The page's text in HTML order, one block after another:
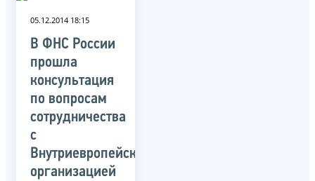
05.12.2014 18:15
В ФНС России
прошла
консультация
по вопросам
сотрудничества
с
Внутриевропейской
организацией